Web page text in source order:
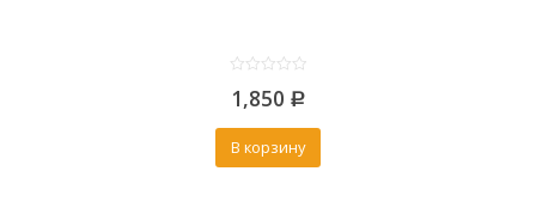
out
5
1,850 Р
В корзину